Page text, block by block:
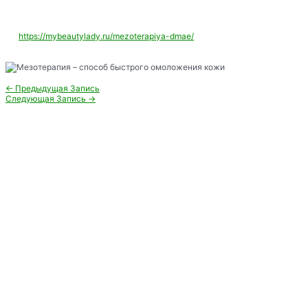
https://mybeautylady.ru/mezoterapiya-dmae/
Навигация
по
← Предыдущая Запись
Следующая Запись →